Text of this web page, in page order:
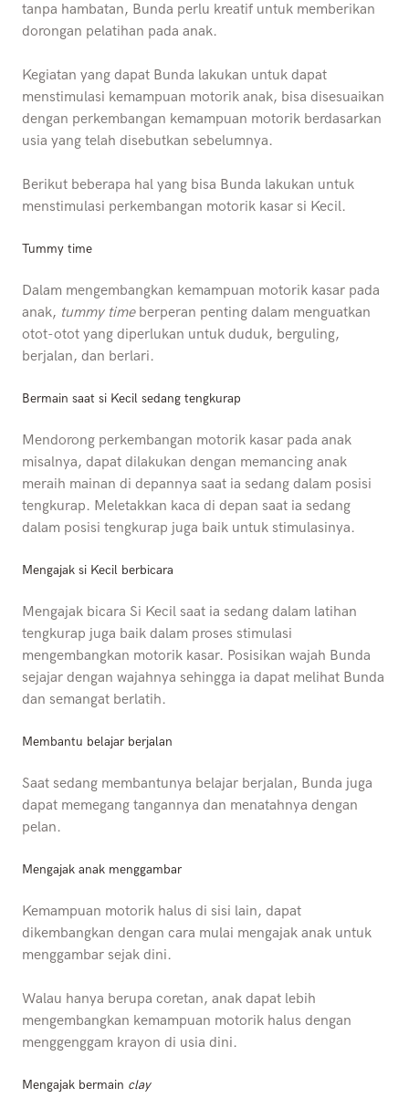
tanpa hambatan, Bunda perlu kreatif untuk memberikan
dorongan pelatihan pada anak.
Kegiatan yang dapat Bunda lakukan untuk dapat
menstimulasi kemampuan motorik anak, bisa disesuaikan
dengan perkembangan kemampuan motorik berdasarkan
usia yang telah disebutkan sebelumnya.
Berikut beberapa hal yang bisa Bunda lakukan untuk
menstimulasi perkembangan motorik kasar si Kecil.
Tummy time
Dalam mengembangkan kemampuan motorik kasar pada
anak, tummy time berperan penting dalam menguatkan
otot-otot yang diperlukan untuk duduk, berguling,
berjalan, dan berlari.
Bermain saat si Kecil sedang tengkurap
Mendorong perkembangan motorik kasar pada anak
misalnya, dapat dilakukan dengan memancing anak
meraih mainan di depannya saat ia sedang dalam posisi
tengkurap. Meletakkan kaca di depan saat ia sedang
dalam posisi tengkurap juga baik untuk stimulasinya.
Mengajak si Kecil berbicara
Mengajak bicara Si Kecil saat ia sedang dalam latihan
tengkurap juga baik dalam proses stimulasi
mengembangkan motorik kasar. Posisikan wajah Bunda
sejajar dengan wajahnya sehingga ia dapat melihat Bunda
dan semangat berlatih.
Membantu belajar berjalan
Saat sedang membantunya belajar berjalan, Bunda juga
dapat memegang tangannya dan menatahnya dengan
pelan.
Mengajak anak menggambar
Kemampuan motorik halus di sisi lain, dapat
dikembangkan dengan cara mulai mengajak anak untuk
menggambar sejak dini.
Walau hanya berupa coretan, anak dapat lebih
mengembangkan kemampuan motorik halus dengan
menggenggam krayon di usia dini.
Mengajak bermain clay